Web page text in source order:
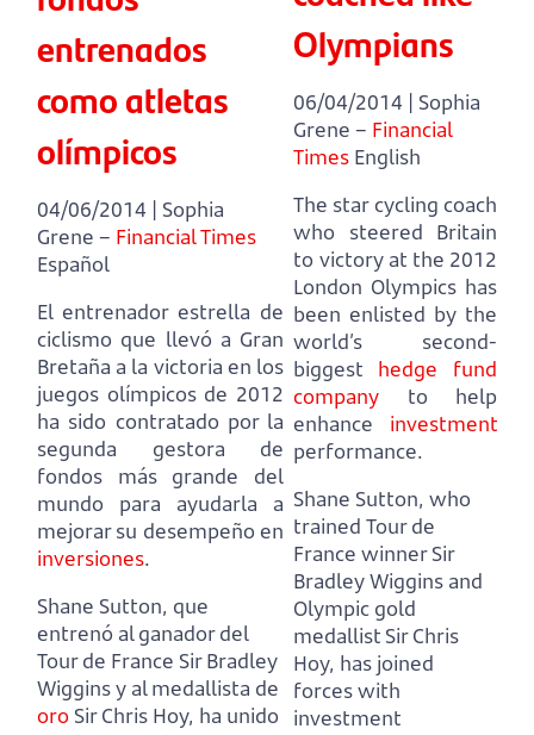
entrenados
como atletas
olímpicos
04/06/2014 | Sophia
Grene – Financial Times
Español
El entrenador estrella de
ciclismo que llevó a Gran
Bretaña a la victoria en los
juegos olímpicos de 2012
ha sido contratado por la
segunda gestora de
fondos más grande del
mundo para ayudarla a
mejorar su desempeño en
inversiones.
Shane Sutton, que
entrenó al ganador del
Tour de France Sir Bradley
Wiggins y al medallista de
oro Sir Chris Hoy, ha unido
Olympians
06/04/2014 | Sophia
Grene – Financial
Times English
The star cycling coach
who steered Britain
to victory at the 2012
London Olympics has
been enlisted by the
world’s second-
biggest hedge fund
company to help
enhance investment
performance.
Shane Sutton, who
trained Tour de
France winner Sir
Bradley Wiggins and
Olympic gold
medallist Sir Chris
Hoy, has joined
forces with
investment